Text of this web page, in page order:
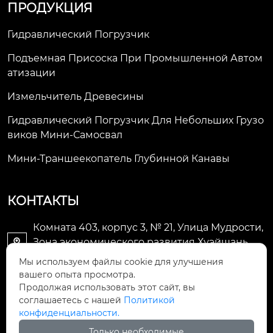
ПРОДУКЦИЯ
Гидравлический Погрузчик
Подъемная Присоска При Промышленной Автом
Атизации
Измельчитель Древесины
Гидравлический Погрузчик Для Небольших Грузо
Виков Мини-Самосвал
Мини-Траншеекопатель Глубинной Канавы
КОНТАКТЫ

Комната 403, корпус 3, № 21, Улица Мудрости,
Зона экономического развития Хуэйшань,
 li@futaogroup.com
 +86-13665163520
Мы используем файлы cookie для улучшения
вашего опыта просмотра.
Продолжая использовать этот сайт, вы
соглашаетесь с нашей Политикой
конфиденциальности.